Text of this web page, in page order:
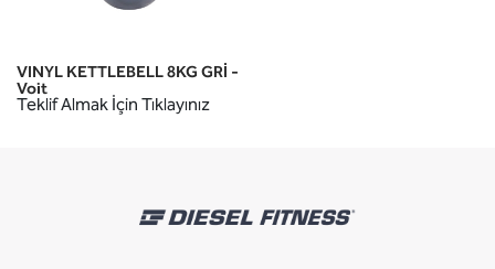
VINYL KETTLEBELL 8KG GRİ -
Voit
Teklif Almak İçin Tıklayınız